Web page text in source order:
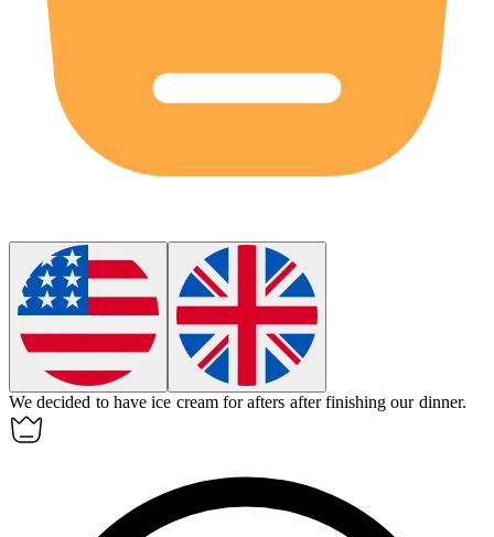
We decided to have ice cream forafters after finishing our dinner.